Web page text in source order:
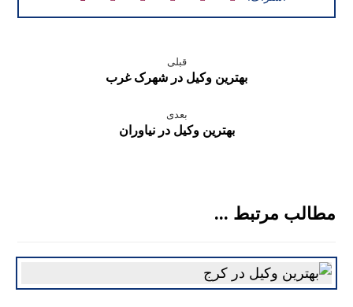
قبلی
بهترین وکیل در شهرک غرب
بعدی
بهترین وکیل در نیاوران
مطالب مرتبط ...